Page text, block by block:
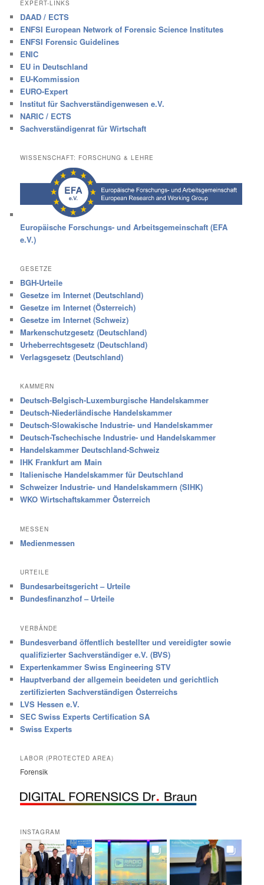
EXPERT-LINKS
DAAD / ECTS
ENFSI European Network of Forensic Science Institutes
ENFSI Forensic Guidelines
ENIC
EU in Deutschland
EU-Kommission
EURO-Expert
Institut für Sachverständigenwesen e.V.
NARIC / ECTS
Sachverständigenrat für Wirtschaft
WISSENSCHAFT: FORSCHUNG & LEHRE
Europäische Forschungs- und Arbeitsgemeinschaft (EFA
e.V.)
GESETZE
BGH-Urteile
Gesetze im Internet (Deutschland)
Gesetze im Internet (Österreich)
Gesetze im Internet (Schweiz)
Markenschutzgesetz (Deutschland)
Urheberrechtsgesetz (Deutschland)
Verlagsgesetz (Deutschland)
KAMMERN
Deutsch-Belgisch-Luxemburgische Handelskammer
Deutsch-Niederländische Handelskammer
Deutsch-Slowakische Industrie- und Handelskammer
Deutsch-Tschechische Industrie- und Handelskammer
Handelskammer Deutschland-Schweiz
IHK Frankfurt am Main
Italienische Handelskammer für Deutschland
Schweizer Industrie- und Handelskammern (SIHK)
WKO Wirtschaftskammer Österreich
MESSEN
Medienmessen
URTEILE
Bundesarbeitsgericht – Urteile
Bundesfinanzhof – Urteile
VERBÄNDE
Bundesverband öffentlich bestellter und vereidigter sowie
qualifizierter Sachverständiger e.V. (BVS)
Expertenkammer Swiss Engineering STV
Hauptverband der allgemein beeideten und gerichtlich
zertifizierten Sachverständigen Österreichs
LVS Hessen e.V.
SEC Swiss Experts Certification SA
Swiss Experts
LABOR (PROTECTED AREA)
Forensik
INSTAGRAM